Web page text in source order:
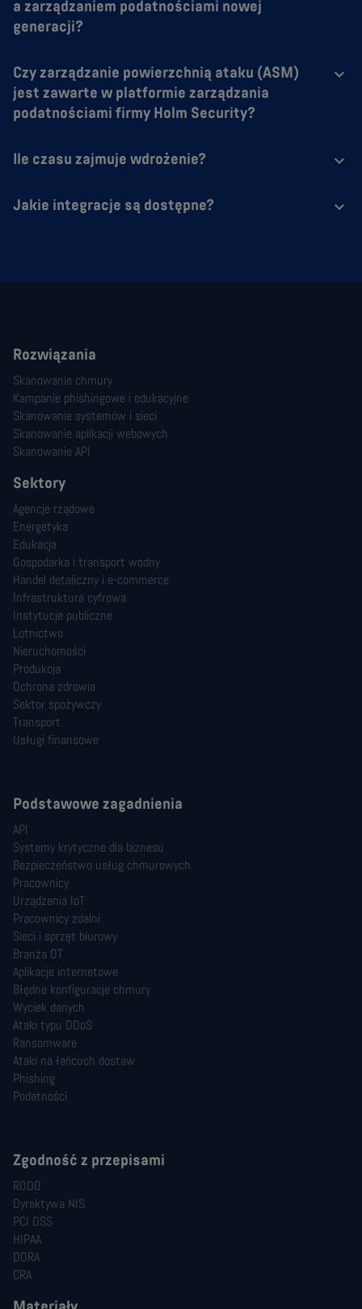
a zarządzaniem podatnościami nowej
generacji?
Czy zarządzanie powierzchnią ataku (ASM)
jest zawarte w platformie zarządzania
podatnościami firmy Holm Security?
Ile czasu zajmuje wdrożenie?
Jakie integracje są dostępne?
Rozwiązania
Skanowanie chmury
Kampanie phishingowe i edukacyjne
Skanowanie systemów i sieci
Skanowanie aplikacji webowych
Skanowanie API
Sektory
Agencje rządowe
Energetyka
Edukacja
Gospodarka i transport wodny
Handel detaliczny i e-commerce
Infrastruktura cyfrowa
Instytucje publiczne
Lotnictwo
Nieruchomości
Produkcja
Ochrona zdrowia
Sektor spożywczy
Transport
Usługi finansowe
Podstawowe zagadnienia
API
Systemy krytyczne dla biznesu
Bezpieczeństwo usług chmurowych
Pracownicy
Urządzenia IoT
Pracownicy zdalni
Sieci i sprzęt biurowy
Branża OT
Aplikacje internetowe
Błędne konfiguracje chmury
Wyciek danych
Ataki typu DDoS
Ransomware
Ataki na łańcuch dostaw
Phishing
Podatności
Zgodność z przepisami
RODO
Dyrektywa NIS
PCI DSS
HIPAA
DORA
CRA